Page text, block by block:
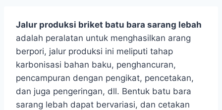
Jalur produksi briket batu bara sarang lebah
adalah peralatan untuk menghasilkan arang
berpori, jalur produksi ini meliputi tahap
karbonisasi bahan baku, penghancuran,
pencampuran dengan pengikat, pencetakan,
dan juga pengeringan, dll. Bentuk batu bara
sarang lebah dapat bervariasi, dan cetakan